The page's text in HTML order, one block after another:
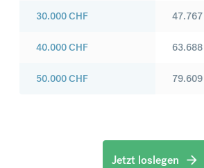
30.000CHF
40.000CHF
50.000CHF
47.767
63.688
79.609
Jetzt loslegen